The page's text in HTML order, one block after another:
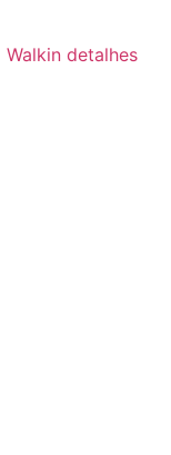
Walkin detalhes